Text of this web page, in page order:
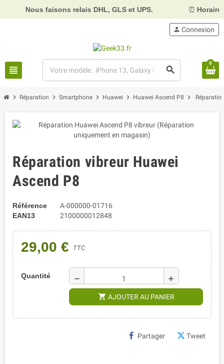
faisons relais DHL, GLS et UPS. Horaires :
view_headline search
person Connexion
0
chevron_right Réparation chevron_right Smartphone chevron_right Huawei chevron_right Huawei Ascend P8 chevron_right
Réparation vibreur Huawei
Ascend P8
Référence
A-000000-01716
EAN13
2100000012848
29,00 € TTC
Quantité remove add
shopping_cart AJOUTER AU PANIER
Partager Tweet